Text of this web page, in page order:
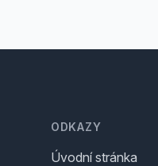
ODKAZY
Úvodní stránka